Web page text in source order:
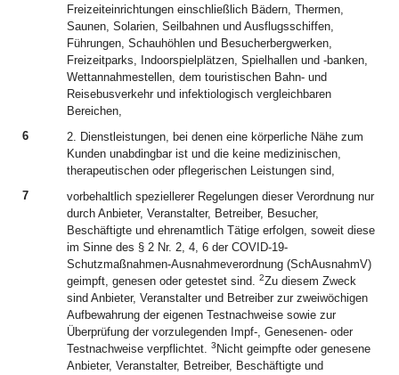
Freizeiteinrichtungen einschließlich Bädern, Thermen,
Saunen, Solarien, Seilbahnen und Ausflugsschiffen,
Führungen, Schauhöhlen und Besucherbergwerken,
Freizeitparks, Indoorspielplätzen, Spielhallen und -banken,
Wettannahmestellen, dem touristischen Bahn- und
Reisebusverkehr und infektiologisch vergleichbaren
Bereichen,
6
2. Dienstleistungen, bei denen eine körperliche Nähe zum
Kunden unabdingbar ist und die keine medizinischen,
therapeutischen oder pflegerischen Leistungen sind,
7
vorbehaltlich speziellerer Regelungen dieser Verordnung nur
durch Anbieter, Veranstalter, Betreiber, Besucher,
Beschäftigte und ehrenamtlich Tätige erfolgen, soweit diese
im Sinne des § 2 Nr. 2, 4, 6 der COVID-19-
Schutzmaßnahmen-Ausnahmeverordnung (SchAusnahmV)
geimpft, genesen oder getestet sind. 2Zu diesem Zweck
sind Anbieter, Veranstalter und Betreiber zur zweiwöchigen
Aufbewahrung der eigenen Testnachweise sowie zur
Überprüfung der vorzulegenden Impf-, Genesenen- oder
Testnachweise verpflichtet. 3 Nicht geimpfte oder genesene
Anbieter, Veranstalter, Betreiber, Beschäftigte und